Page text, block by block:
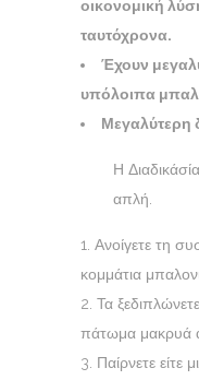
οικονομική
ταυτόχρονα.
Έχουν
υπόλοιπα
Μεγαλύτερη
Η
απλή.
Ανοίγετε τη
κομμάτια
Τα
πάτωμα μακρυά
Παίρνετε είτε